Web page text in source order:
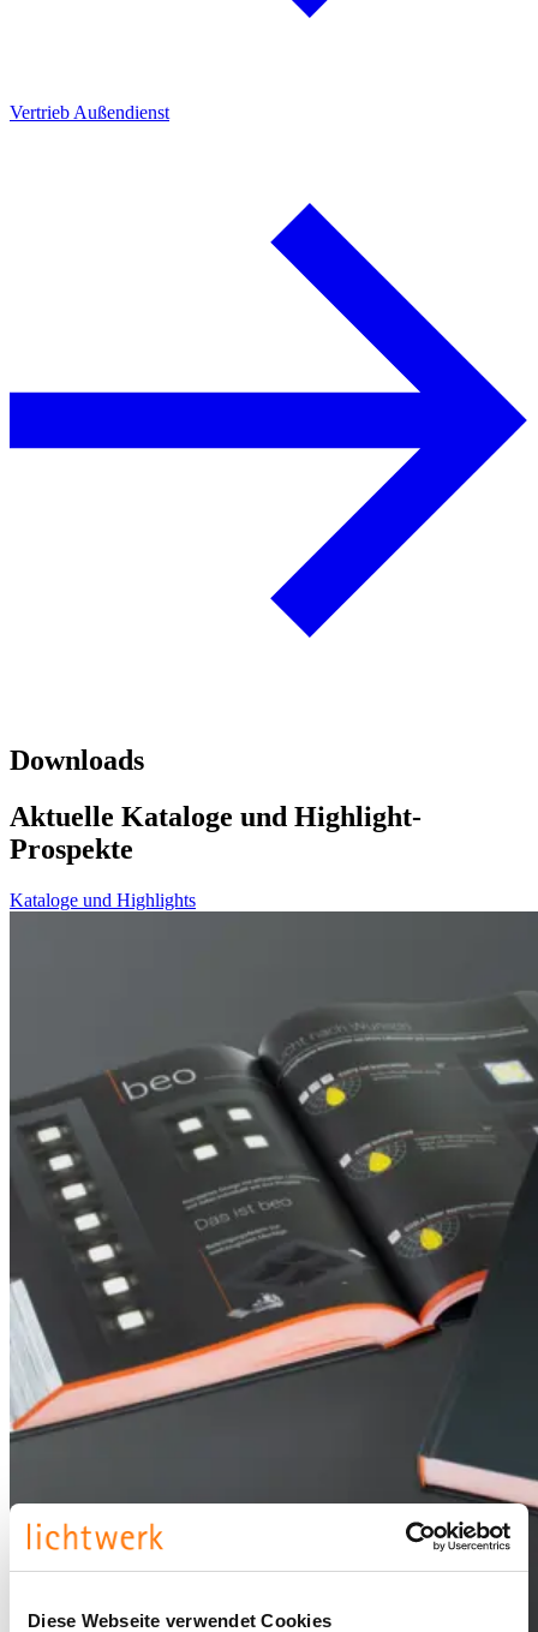
Diese Webseite verwendet Cookies
Vertrieb Außendienst
Downloads
Aktuelle Kataloge und Highlight-
Prospekte
Kataloge und Highlights